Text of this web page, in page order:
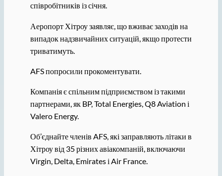
співробітників із січня.
Аеропорт Хітроу заявляє, що вживає заходів на
випадок надзвичайних ситуацій, якщо протести
триватимуть.
AFS попросили прокоментувати.
Компанія є спільним підприємством із такими
партнерами, як BP, Total Energies, Q8 Aviation і
Valero Energy.
Об’єднайте членів AFS, які заправляють літаки в
Хітроу від 35 різних авіакомпаній, включаючи
Virgin, Delta, Emirates і Air France.